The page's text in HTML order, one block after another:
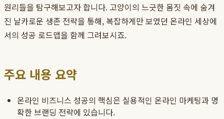
원리들을 탐구해보고자 합니다. 고양이의 느긋한 몸짓 속에 숨겨
진 날카로운 생존 전략을 통해, 복잡하게만 보였던 온라인 세상에
서의 성공 로드맵을 함께 그려보시죠.
주요 내용 요약
온라인 비즈니스 성공의 핵심은 실용적인 온라인 마케팅과 명
확한 브랜딩 전략에 있습니다.